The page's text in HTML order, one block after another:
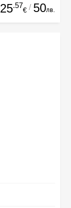
25.57
€ / 50лв.